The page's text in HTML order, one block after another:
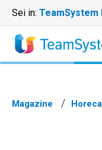
Sei in: TeamSystem
Magazine Horeca